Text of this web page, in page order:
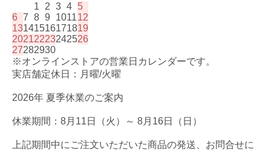
1
2 3 4 5
6 7 8 9 101112
13141516171819
20212223242526
27282930
※オンラインストアの営業日カレンダーです。
実店舗定休日：月曜/火曜
2026年 夏季休業のご案内
休業期間：8月11日（火）～ 8月16日（日）
上記期間中にご注文いただいた商品の発送、お問合せに